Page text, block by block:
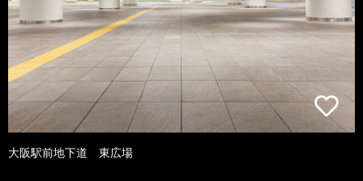
大阪駅前地下道 東広場